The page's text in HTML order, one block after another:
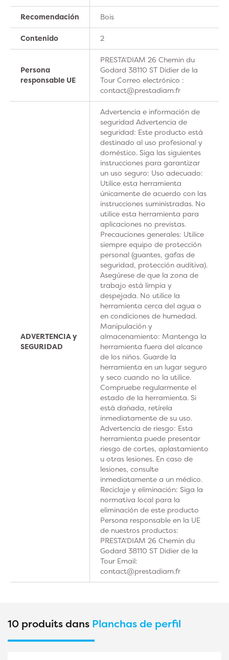
Recomendación Bois
Contenido 2
Persona
responsable UE
PRESTA'DIAM 26 Chemin du
Godard 38110 ST Didier de la
Tour Correo electrónico :
contact@prestadiam.fr
ADVERTENCIA y
SEGURIDAD
Advertencia e información de
seguridad Advertencia de
seguridad: Este producto está
destinado al uso profesional y
doméstico. Siga las siguientes
instrucciones para garantizar
un uso seguro: Uso adecuado:
Utilice esta herramienta
únicamente de acuerdo con las
instrucciones suministradas. No
utilice esta herramienta para
aplicaciones no previstas.
Precauciones generales: Utilice
siempre equipo de protección
personal (guantes, gafas de
seguridad, protección auditiva).
Asegúrese de que la zona de
trabajo está limpia y
despejada. No utilice la
herramienta cerca del agua o
en condiciones de humedad.
Manipulación y
almacenamiento: Mantenga la
herramienta fuera del alcance
de los niños. Guarde la
herramienta en un lugar seguro
y seco cuando no la utilice.
Compruebe regularmente el
estado de la herramienta. Si
está dañada, retírela
inmediatamente de su uso.
Advertencia de riesgo: Esta
herramienta puede presentar
riesgo de cortes, aplastamiento
u otras lesiones. En caso de
lesiones, consulte
inmediatamente a un médico.
Reciclaje y eliminación: Siga la
normativa local para la
eliminación de este producto
Persona responsable en la UE
de nuestros productos:
PRESTA'DIAM 26 Chemin du
Godard 38110 ST Didier de la
Tour Email:
contact@prestadiam.fr
10 produits dans Planchas de perfil